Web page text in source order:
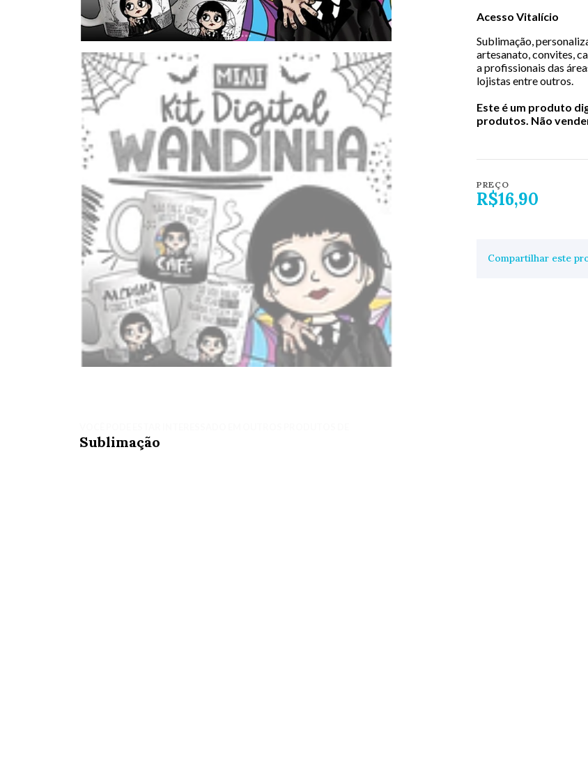
Acesso Vitalício
Sublimação,
artesanato, convites,
a profissionais das
lojistas entre outros.
Este é um produto
produtos. Não
PREÇO
R$16,90
Compartilhar este
Sublimação